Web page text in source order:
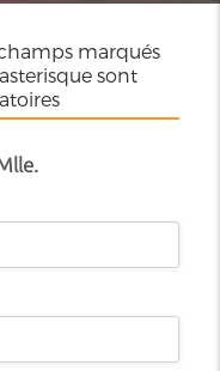
marqués
sont